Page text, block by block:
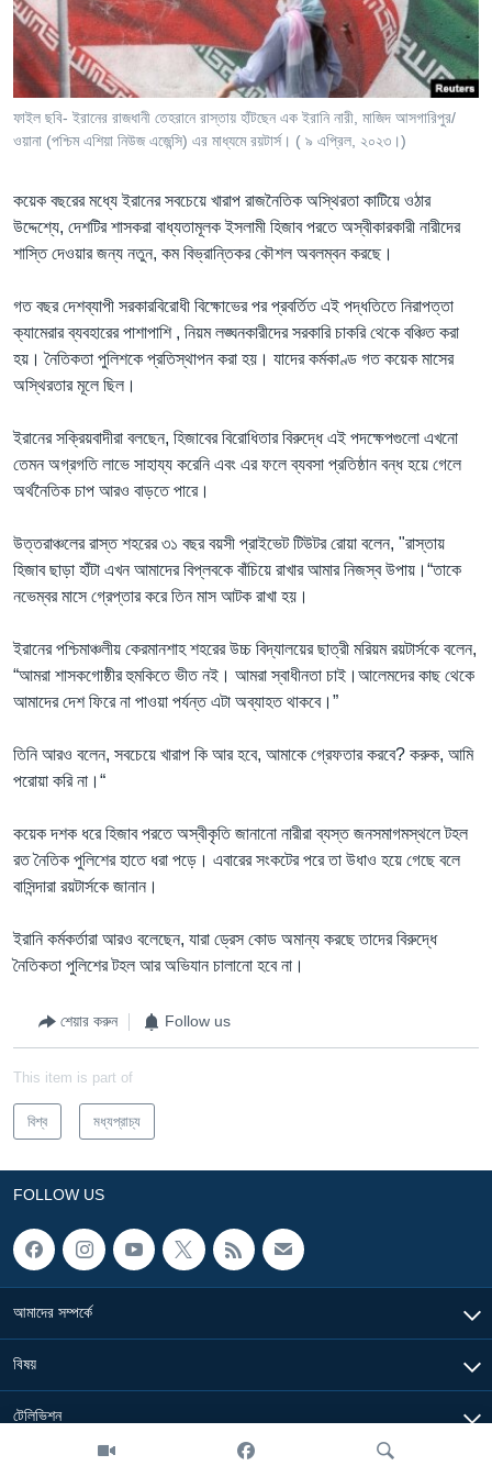
Learning English
FOLLOW US
অন্য ভাষায় ওয়েব সাইট
ফাইল ছবি- ইরানের রাজধানী তেহরানে রাস্তায় হাঁটছেন এক ইরানি নারী, মাজিদ আসগারিপুর/
ওয়ানা (পশ্চিম এশিয়া নিউজ এজেন্সি) এর মাধ্যমে রয়টার্স। ( ৯ এপ্রিল, ২০২৩।)
কয়েক বছরের মধ্যে ইরানের সবচেয়ে খারাপ রাজনৈতিক অস্থিরতা কাটিয়ে ওঠার
উদ্দেশ্যে, দেশটির শাসকরা বাধ্যতামূলক ইসলামী হিজাব পরতে অস্বীকারকারী নারীদের
শাস্তি দেওয়ার জন্য নতুন, কম বিভ্রান্তিকর কৌশল অবলম্বন করছে।
গত বছর দেশব্যাপী সরকারবিরোধী বিক্ষোভের পর প্রবর্তিত এই পদ্ধতিতে নিরাপত্তা
ক্যামেরার ব্যবহারের পাশাপাশি , নিয়ম লঙ্ঘনকারীদের সরকারি চাকরি থেকে বঞ্চিত করা
হয়। নৈতিকতা পুলিশকে প্রতিস্থাপন করা হয়। যাদের কর্মকাণ্ড গত কয়েক মাসের
অস্থিরতার মূলে ছিল।
ইরানের সক্রিয়বাদীরা বলছেন, হিজাবের বিরোধিতার বিরুদ্ধে এই পদক্ষেপগুলো এখনো
তেমন অগ্রগতি লাভে সাহায্য করেনি এবং এর ফলে ব্যবসা প্রতিষ্ঠান বন্ধ হয়ে গেলে
অর্থনৈতিক চাপ আরও বাড়তে পারে।
উত্তরাঞ্চলের রাস্ত শহরের ৩১ বছর বয়সী প্রাইভেট টিউটর রোয়া বলেন, "রাস্তায়
হিজাব ছাড়া হাঁটা এখন আমাদের বিপ্লবকে বাঁচিয়ে রাখার আমার নিজস্ব উপায়।“তাকে
নভেম্বর মাসে গ্রেপ্তার করে তিন মাস আটক রাখা হয়।
ইরানের পশ্চিমাঞ্চলীয় কেরমানশাহ শহরের উচ্চ বিদ্যালয়ের ছাত্রী মরিয়ম রয়টার্সকে বলেন,
“আমরা শাসকগোষ্ঠীর হুমকিতে ভীত নই। আমরা স্বাধীনতা চাই।আলেমদের কাছ থেকে
আমাদের দেশ ফিরে না পাওয়া পর্যন্ত এটা অব্যাহত থাকবে।”
তিনি আরও বলেন, সবচেয়ে খারাপ কি আর হবে, আমাকে গ্রেফতার করবে? করুক, আমি
পরোয়া করি না।“
কয়েক দশক ধরে হিজাব পরতে অস্বীকৃতি জানানো নারীরা ব্যস্ত জনসমাগমস্থলে টহল
রত নৈতিক পুলিশের হাতে ধরা পড়ে। এবারের সংকটের পরে তা উধাও হয়ে গেছে বলে
বাসিন্দারা রয়টার্সকে জানান।
ইরানি কর্মকর্তারা আরও বলেছেন, যারা ড্রেস কোড অমান্য করছে তাদের বিরুদ্ধে
নৈতিকতা পুলিশের টহল আর অভিযান চালানো হবে না।
শেয়ার করুন Follow us
This item is part of
বিশ্ব মধ্যপ্রাচ্য
FOLLOW US
আমাদের সম্পর্কে
বিষয়
টেলিভিশন